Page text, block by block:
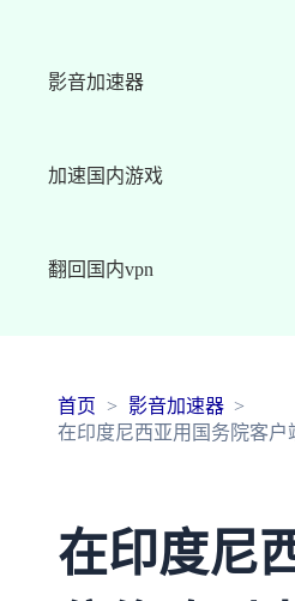
影音加速器
加速国内游戏
翻回国内vpn
首页
影音加速器
在印度尼西亚用国务院客
在印度尼